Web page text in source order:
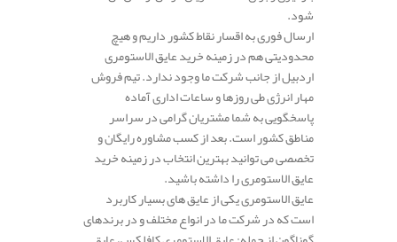
شود.
ارسال فوری به اقسار نقاط کشور داریم و هیچ
محدودیتی هم در زمینه خرید عایق الاستومری
اردبیل از جانب شرکت ما وجود ندارد. تیم فروش
مهار انرژی طی روزها و ساعات اداری آماده
پاسخگویی به شما مشتریان گرامی در سراسر
مناطق کشور است. بعد از کسب مشاوره رایگان و
تخصصی می توانید بهترین انتخاب در زمینه خرید
عایق الاستومری را داشته باشید.
عایق الاستومری یکی از عایق های بسیار کاربرد
است که در شرکت ما در انواع مختلف و در برندهای